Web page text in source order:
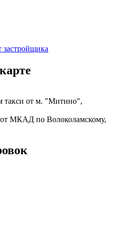
такси от м. "Митино",
МКАД по Волоколамскому,